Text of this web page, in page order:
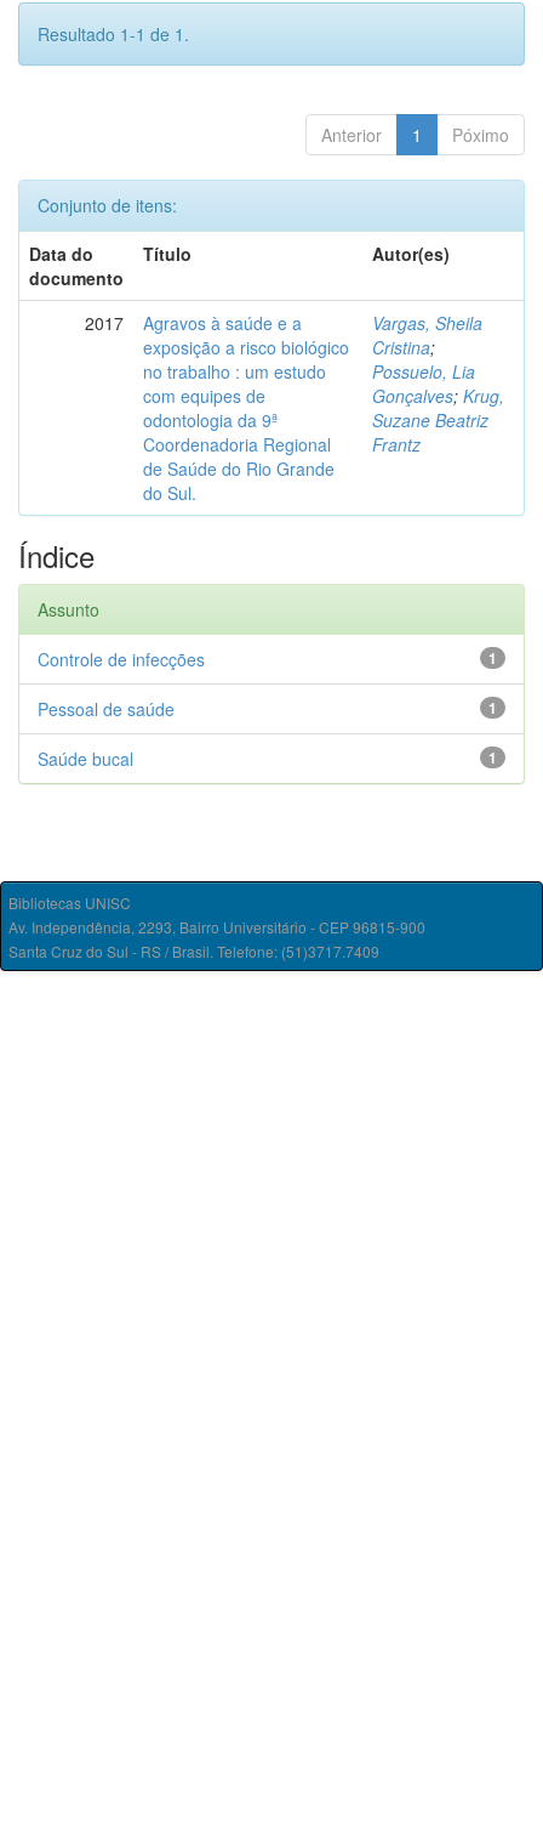
Resultado 1-1 de 1.
Anterior 1 Póximo
Conjunto de itens:
Data do
documento
Título Autor(es)
2017
Agravos à saúde e a
exposição a risco biológico
no trabalho : um estudo
com equipes de
odontologia da 9ª
Coordenadoria Regional
de Saúde do Rio Grande
do Sul.
Vargas, Sheila
Cristina;
Possuelo, Lia
Gonçalves; Krug,
Suzane Beatriz
Frantz
Índice
Assunto
1
Controle de infecções
1
Pessoal de saúde
1
Saúde bucal
Bibliotecas UNISC
Av. Independência, 2293, Bairro Universitário - CEP 96815-900
Santa Cruz do Sul - RS / Brasil. Telefone: (51)3717.7409